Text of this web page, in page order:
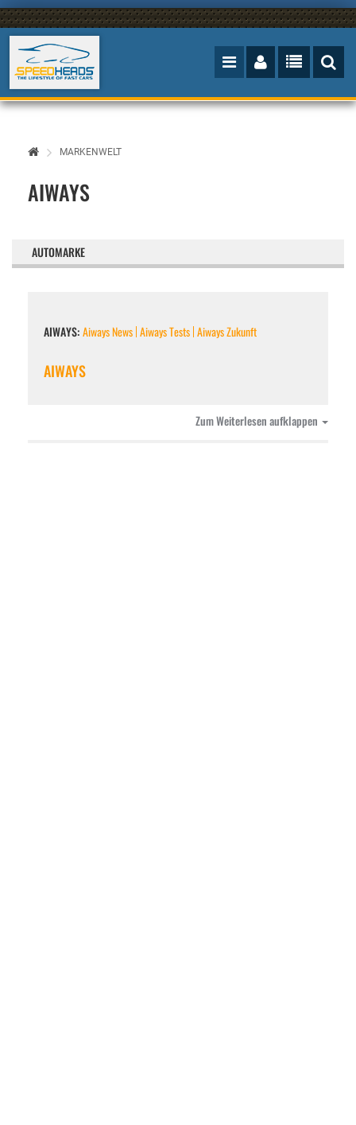
MARKENWELT
AIWAYS
AUTOMARKE
AIWAYS:Aiways News Aiways Tests Aiways Zukunft
AIWAYS
Zum Weiterlesen aufklappen